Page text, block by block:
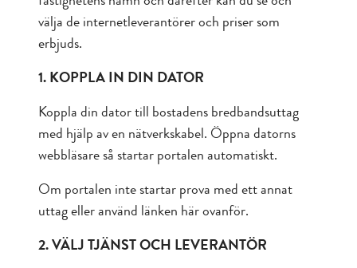
välja de internetleverantörer och priser som
erbjuds.
1. KOPPLA IN DIN DATOR
Koppla din dator till bostadens bredbandsuttag
med hjälp av en nätverkskabel. Öppna datorns
webbläsare så startar portalen automatiskt.
Om portalen inte startar prova med ett annat
uttag eller använd länken här ovanför.
2. VÄLJ TJÄNST OCH LEVERANTÖR